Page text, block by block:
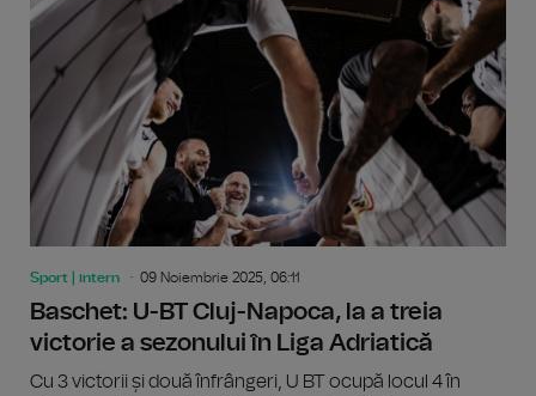
Sport | intern 09 Noiembrie 2025, 06:11
Baschet: U-BT Cluj-Napoca, la a treia
victorie a sezonului în Liga Adriatică
Cu 3 victorii și două înfrângeri, U BT ocupă locul 4 în